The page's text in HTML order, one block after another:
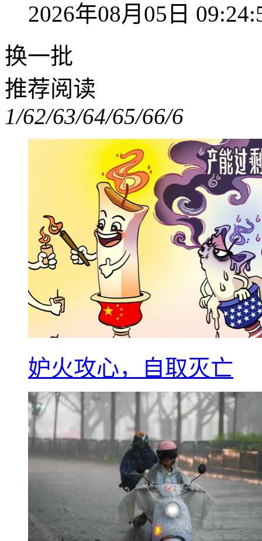
2026年08月05日
换一批
推荐阅读
1/62/63/64/65/66/6
妒火攻心，自取灭亡